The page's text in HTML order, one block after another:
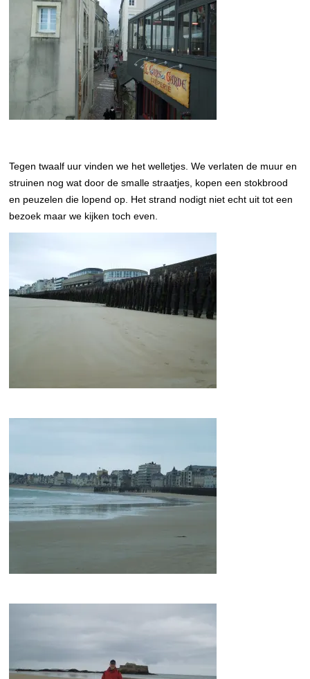
Tegen twaalf uur vinden we het welletjes. We verlaten de muur en
struinen nog wat door de smalle straatjes, kopen een stokbrood
en peuzelen die lopend op. Het strand nodigt niet echt uit tot een
bezoek maar we kijken toch even.